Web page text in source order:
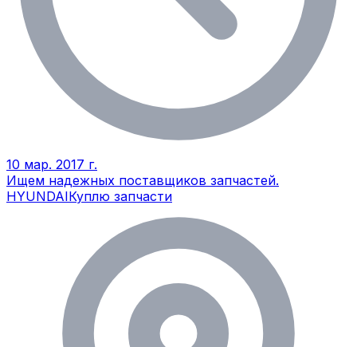
10 мар. 2017 г.
Ищем надежных поставщиков запчастей.
HYUNDAIКуплю запчасти